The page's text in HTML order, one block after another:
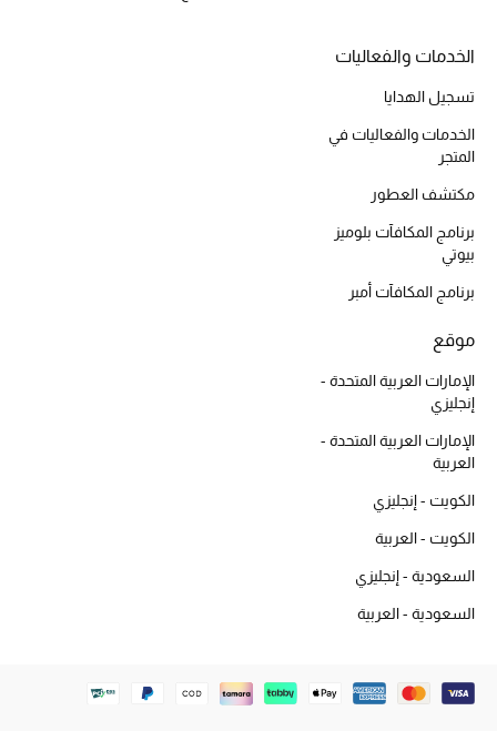
عرض جميع المنتجات
خصومات
عودة صغاركم للمدارس
الهدايا
ركن أناقة المنتجعات
هدايا للأطفال
مستلزمات الأطفال الرضع
مستلزمات الأولاد (2 - 14 سنة)
الخدمات والفعاليات
تسجيل الهدايا
الخدمات والفعاليات في
المتجر
مكتشف العطور
برنامج المكافآت بلوميز
بيوتي
برنامج المكافآت أمبر
موقع
الإمارات العربية المتحدة -
إنجليزي
الإمارات العربية المتحدة -
العربية
الكويت - إنجليزي
الكويت - العربية
السعودية - إنجليزي
السعودية - العربية